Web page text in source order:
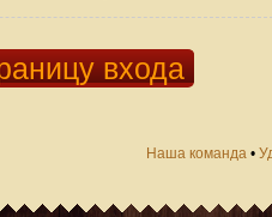
входа
Наша команда •